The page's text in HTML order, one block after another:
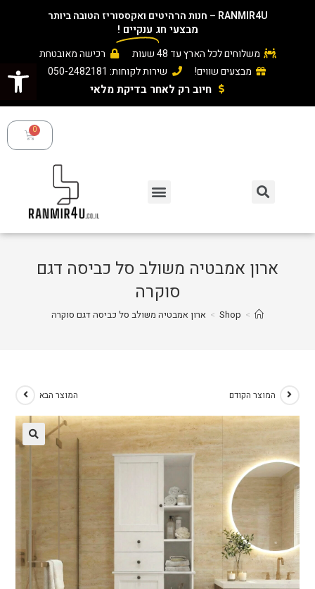
פתח סרגל נגישות
RANMIR4U – חנות הרהיטים ואקססוריז הטובה ביותר
מבצעי חג ענקיים !
משלוחים לכל הארץ עד 48 שעות
רכישה מאובטחת
מבצעים שווים!
שירות לקוחות: 050-2482181
חיוב רק לאחר בדיקת מלאי ​
ארון אמבטיה משולב סל כביסה דגם
סוקרה
>
Shop
> ארון אמבטיה משולב סל כביסה דגם סוקרה
המוצר הקודם המוצר הבא